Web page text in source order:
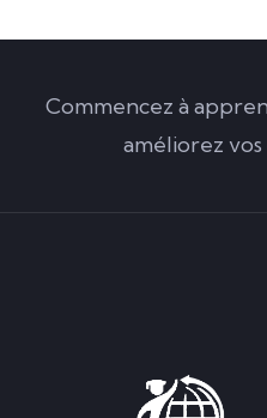
Commencez à
améliorez